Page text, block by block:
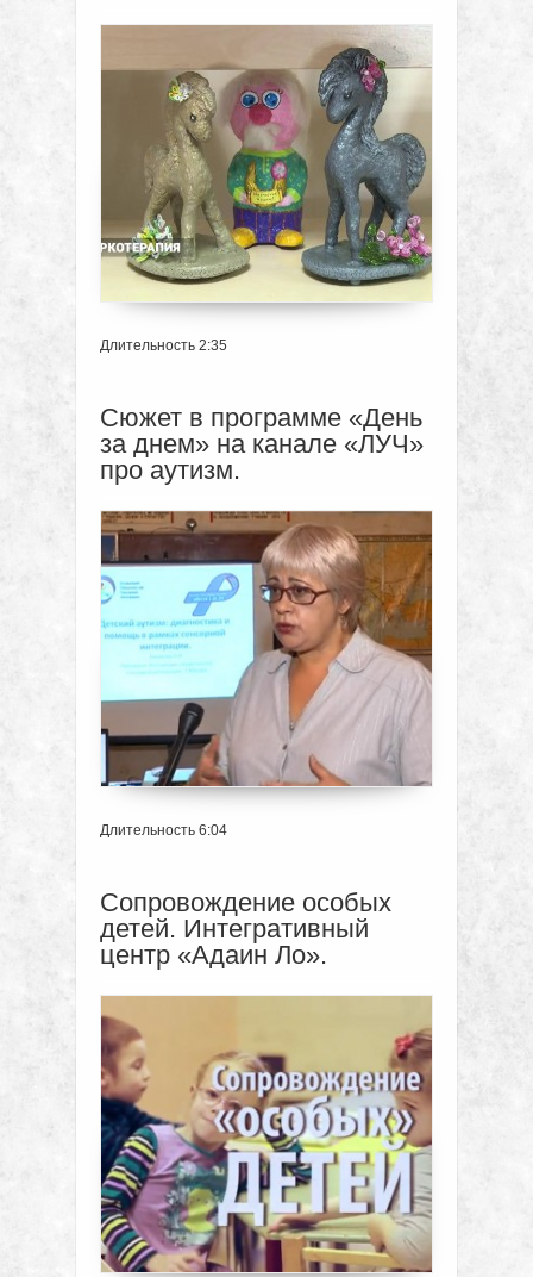
Длительность 2:35
Сюжет в программе «День
за днем» на канале «ЛУЧ»
про аутизм.
Длительность 6:04
Сопровождение особых
детей. Интегративный
центр «Адаин Ло».